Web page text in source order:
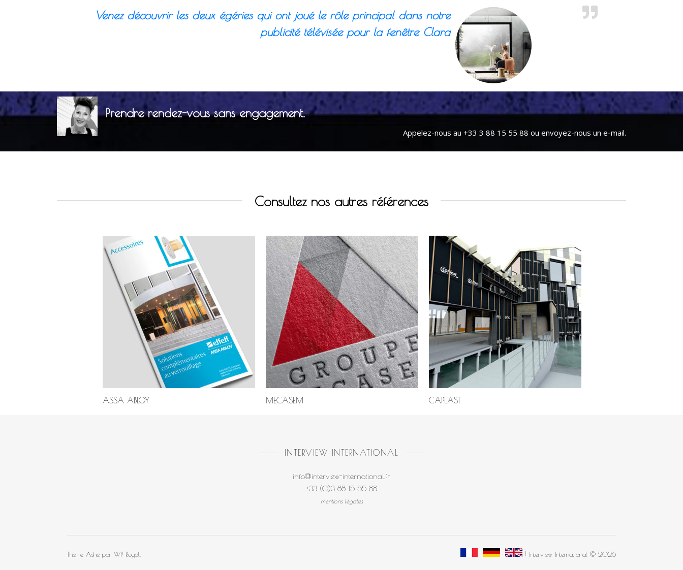
Venez découvrir les deux égéries qui ont joué le rôle principal dans notre
publicité télévisée pour la fenêtre Clara
Prendre rendez-vous sans engagement.
Appelez-nous au +33 3 88 15 55 88 ou envoyez-nous un e-mail.
Consultez nos autres références
ASSA ABLOY MECASEM CAPLAST
INTERVIEW INTERNATIONAL
info@interview-international.fr
+33 (0)3 88 15 55 88
mentions légales
Interview International © 2026
Thème Ashe par WP Royal